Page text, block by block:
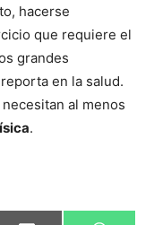
hacerse
que requiere el
grandes
en la salud.
al menos
.